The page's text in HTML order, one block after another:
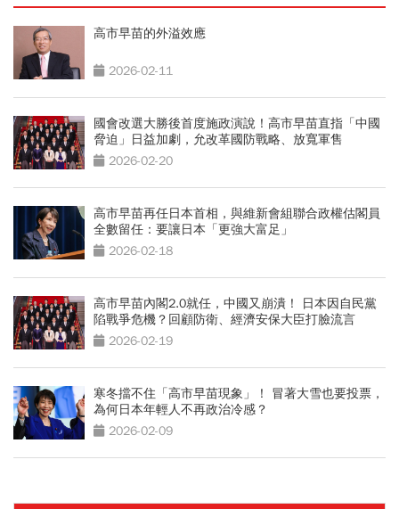
高市早苗的外溢效應
2026-02-11
國會改選大勝後首度施政演說！高市早苗直指「中國
脅迫」日益加劇，允改革國防戰略、放寬軍售
2026-02-20
高市早苗再任日本首相，與維新會組聯合政權估閣員
全數留任：要讓日本「更強大富足」
2026-02-18
高市早苗內閣2.0就任，中國又崩潰！ 日本因自民黨
陷戰爭危機？回顧防衛、經濟安保大臣打臉流言
2026-02-19
寒冬擋不住「高市早苗現象」！ 冒著大雪也要投票，
為何日本年輕人不再政治冷感？
2026-02-09